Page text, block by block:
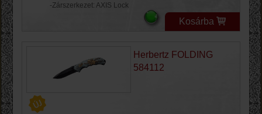
-Zárszerkezet: AXIS Lock
Kosárba
Herbertz FOLDING
584112